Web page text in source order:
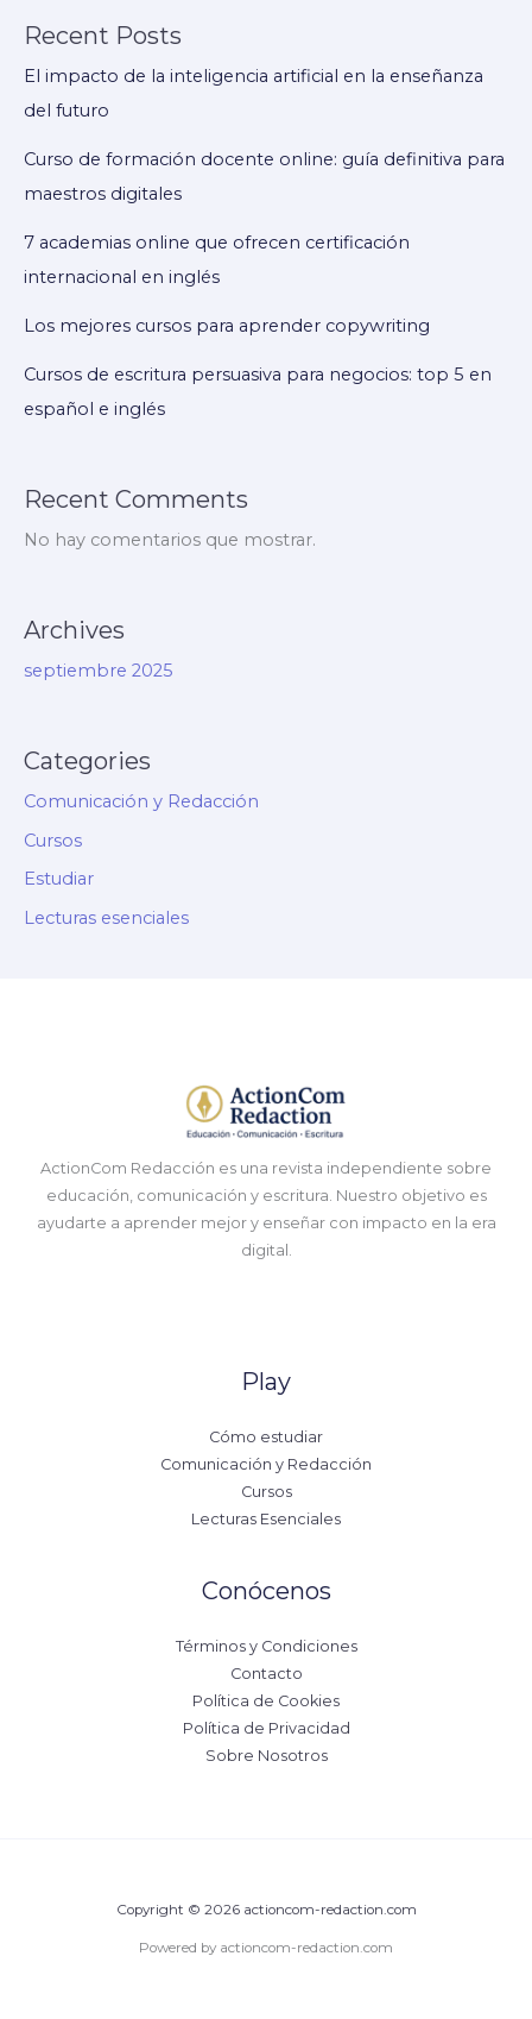
creativa
Recent Posts
El impacto de la inteligencia artificial en la enseñanza
del futuro
Curso de formación docente online: guía definitiva para
maestros digitales
7 academias online que ofrecen certificación
internacional en inglés
Los mejores cursos para aprender copywriting
Cursos de escritura persuasiva para negocios: top 5 en
español e inglés
Recent Comments
No hay comentarios que mostrar.
Archives
septiembre 2025
Categories
Comunicación y Redacción
Cursos
Estudiar
Lecturas esenciales
ActionCom Redacción es una revista independiente sobre
educación, comunicación y escritura. Nuestro objetivo es
ayudarte a aprender mejor y enseñar con impacto en la era
digital.
Play
Cómo estudiar
Comunicación y Redacción
Cursos
Lecturas Esenciales
Conócenos
Términos y Condiciones
Contacto
Política de Cookies
Política de Privacidad
Sobre Nosotros
Copyright © 2026 actioncom-redaction.com
Powered by actioncom-redaction.com